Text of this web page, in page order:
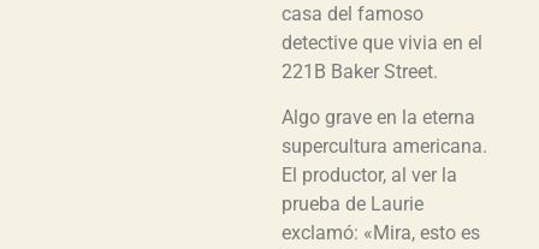
casa del famoso
detective que vivia en el
221B Baker Street.
Algo grave en la eterna
supercultura americana.
El productor, al ver la
prueba de Laurie
exclamó: «Mira, esto es